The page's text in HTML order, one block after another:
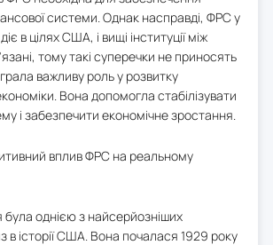
системи. Однак насправді, ФРС у
в цілях США, і вищі інституції між
тому такі суперечки не приносять
важливу роль у розвитку
Вона допомогла стабілізувати
і забезпечити економічне зростання.
вплив ФРС на реальному
була однією з найсерйозніших
в історії США. Вона почалася 1929 року